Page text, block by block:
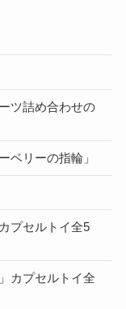
ツ詰め合わせの
ベリーの指輪」
プセルトイ全5
カプセルトイ全